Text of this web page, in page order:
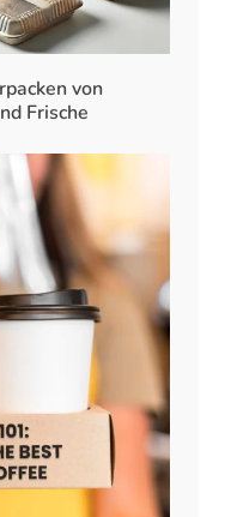
von
Frische